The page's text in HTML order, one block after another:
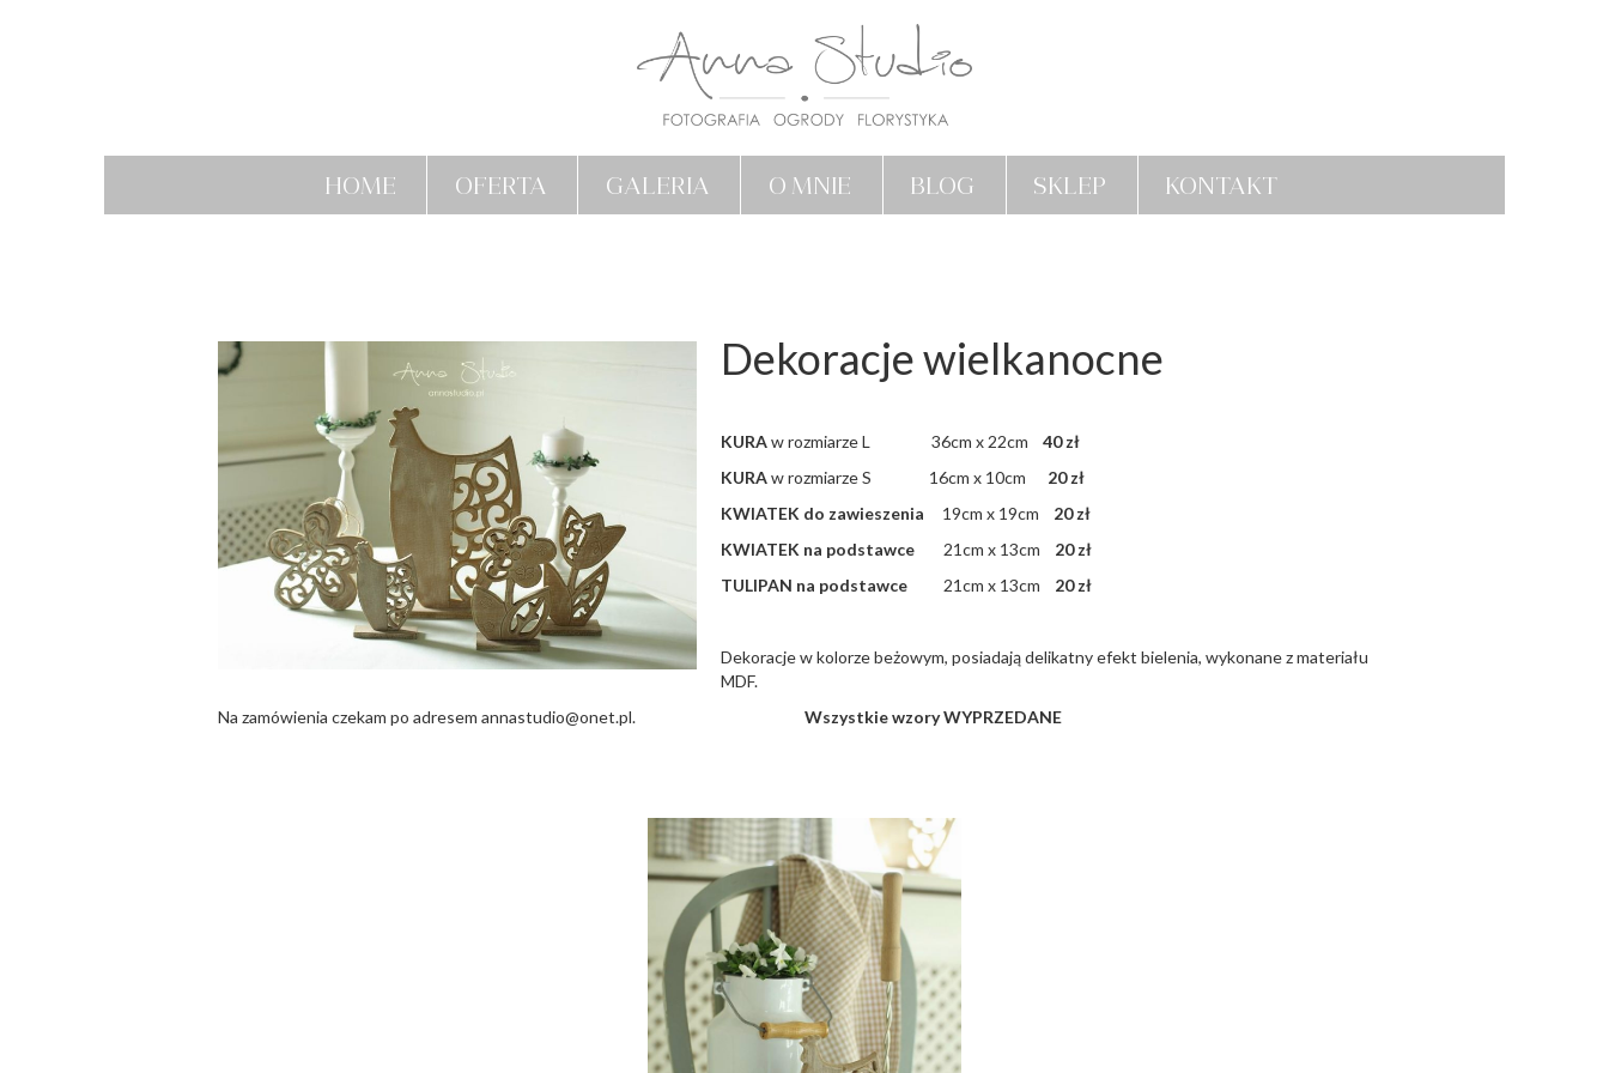
HOME OFERTA GALERIA O MNIE BLOG SKLEP KONTAKT
Dekoracje wielkanocne
KURAw rozmiarze L 36cm x 22cm 40 zł
KURAw rozmiarze S 16cm x 10cm 20 zł
KWIATEK do zawieszenia 19cm x 19cm 20 zł
KWIATEK na podstawce 21cm x 13cm 20 zł
TULIPAN na podstawce 21cm x 13cm 20 zł
Dekoracje w kolorze beżowym, posiadają delikatny efekt bielenia, wykonane z materiału
MDF.
Na zamówienia czekam po adresem annastudio@onet.pl.
Wszystkie wzory WYPRZEDANE